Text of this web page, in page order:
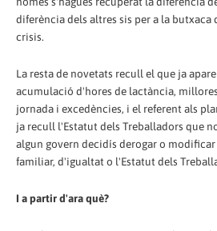
diferència dels altres sis per a la butxaca
crisis.
La resta de novetats recull el que ja
acumulació d'hores de lactància,
jornada i excedències, i el referent als
ja recull l'Estatut dels Treballadors que
algun govern decidís derogar o
familiar, d'igualtat o l'Estatut dels
I a partir d'ara què?